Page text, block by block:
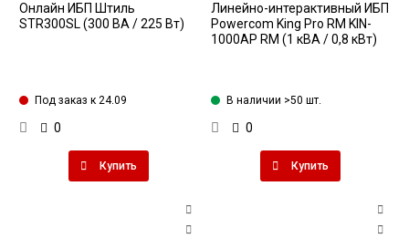
Онлайн ИБП Штиль
STR300SL (300 ВА / 225 Вт)
Под заказ к 24.09
0
Купить
Линейно-интерактивный ИБП
Powercom King Pro RM KIN-
1000AP RM (1 кВА / 0,8 кВт)
В наличии >50 шт.
0
Купить